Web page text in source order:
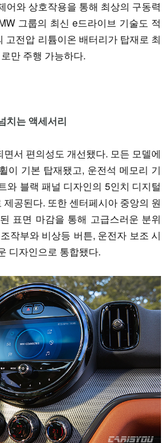
어와 상호작용을 통해 최상의 구동력
그룹의 최신 e드라이브 기술도 적
고전압 리튬이온 배터리가 탑재로 최
만 주행 가능하다.
치는 액세서리
서 편의성도 개선됐다. 모든 모델에
이 기본 탑재됐고, 운전석 메모리 기
와 블랙 패널 디자인의 5인치 디지털
공된다. 또한 센터페시아 중앙의 원
표면 마감을 통해 고급스러운 분위
작부와 비상등 버튼, 운전자 보조 시
디자인으로 통합됐다.